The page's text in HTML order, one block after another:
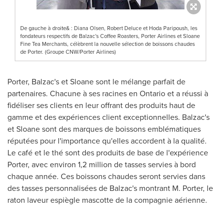
De gauche à droite& : Diana Olsen, Robert Deluce et Hoda Paripoush, les
fondateurs respectifs de Balzac's Coffee Roasters, Porter Airlines et Sloane
Fine Tea Merchants, célèbrent la nouvelle sélection de boissons chaudes
de Porter. (Groupe CNW/Porter Airlines)
Porter, Balzac'set Sloane sont le mélange parfait de
partenaires. Chacune à ses racines en Ontarioet a réussi à
fidéliser ses clients en leur offrant des produits haut de
gamme et des expériences client exceptionnelles. Balzac's
et Sloane sont des marques de boissons emblématiques
réputées pour l'importance qu'elles accordent à la qualité.
Le café et le thé sont des produits de base de l'expérience
Porter, avec environ 1,2 million de tasses servies à bord
chaque année. Ces boissons chaudes seront servies dans
des tasses personnalisées de Balzac's montrant M. Porter, le
raton laveur espiègle mascotte de la compagnie aérienne.